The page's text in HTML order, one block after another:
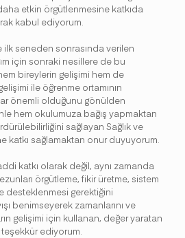
etkin örgütlenmesine katkıda
kabul ediyorum.
ilk seneden sonrasında verilen
için sonraki nesillere de bu
hem bireylerin gelişimi hem de
ile öğrenme ortamının
önemli olduğunu gönülden
hem okulumuza bağış yapmaktan
sağlayan Sağlık ve
katkı sağlamaktan onur duyuyorum.
katkı olarak değil, aynı zamanda
örgütleme, fikir üretme, sistem
desteklenmesi gerektiğini
benimseyerek zamanlarını ve
gelişimi için kullanan, değer yaratan
teşekkür ediyorum.